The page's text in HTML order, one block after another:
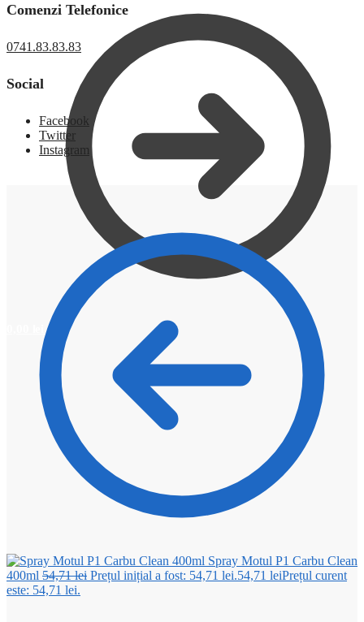
0
Comenzi Telefonice
0741.83.83.83
Social
Facebook
Twitter
Instagram
Spray Motul P1 Carbu Clean
400ml 54,71lei Prețul inițial a fost: 54,71 lei.54,71 leiPrețul curent
este: 54,71 lei.